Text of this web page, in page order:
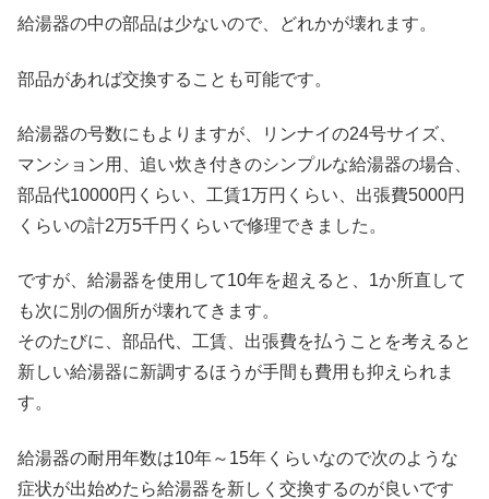
給湯器の中の部品は少ないので、どれかが壊れます。
部品があれば交換することも可能です。
給湯器の号数にもよりますが、リンナイの24号サイズ、
マンション用、追い炊き付きのシンプルな給湯器の場合、
部品代10000円くらい、工賃1万円くらい、出張費5000円
くらいの計2万5千円くらいで修理できました。
ですが、給湯器を使用して10年を超えると、1か所直して
も次に別の個所が壊れてきます。
そのたびに、部品代、工賃、出張費を払うことを考えると
新しい給湯器に新調するほうが手間も費用も抑えられま
す。
給湯器の耐用年数は10年～15年くらいなので次のような
症状が出始めたら給湯器を新しく交換するのが良いです